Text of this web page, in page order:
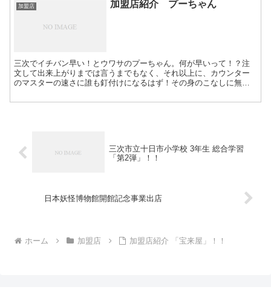
加盟店 加盟店紹介 プーちゃん
三次でイチバン早い！とウワサのプーちゃん。何が早いって！？注
文して出来上がりまでは言うまでもなく、それ以上に、カウンター
のマスターの速さに誰も釘付けになるはず！その身のこなしに無駄
「...
三次市立十日市小学校 3年生 総合学習
「第2弾」！！
日本妖怪博物館開館記念事業出店
ホーム 加盟店 加盟店紹介 「宝来屋」！！